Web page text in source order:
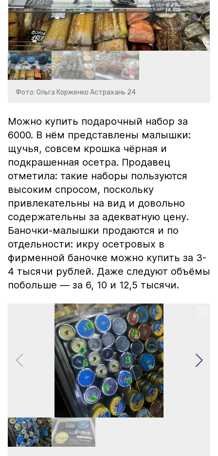
Фото: Ольга Корженко Астрахань 24
Можно купить подарочный набор за
6000. В нём представлены малышки:
щучья, совсем крошка чёрная и
подкрашенная осетра. Продавец
отметила: такие наборы пользуются
высоким спросом, поскольку
привлекательны на вид и довольно
содержательны за адекватную цену.
Баночки-малышки продаются и по
отдельности: икру осетровых в
фирменной баночке можно купить за 3-
4 тысячи рублей. Даже следуют объёмы
побольше — за 6, 10 и 12,5 тысячи.